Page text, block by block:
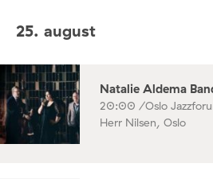
25. august
Natalie Aldema
20:00 /Oslo
Herr Nilsen, Oslo